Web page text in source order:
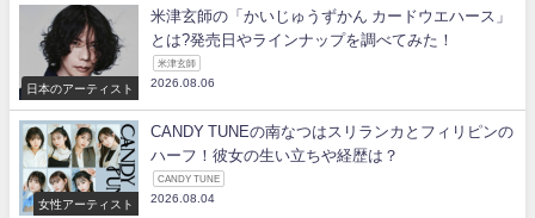
日本のアーティスト
米津玄師の「かいじゅうずかん カードウエハース」
とは?発売日やラインナップを調べてみた！
米津玄師
2026.08.06
女性アーティスト
CANDY TUNEの南なつはスリランカとフィリピンの
ハーフ！彼女の生い立ちや経歴は？
CANDY TUNE
2026.08.04